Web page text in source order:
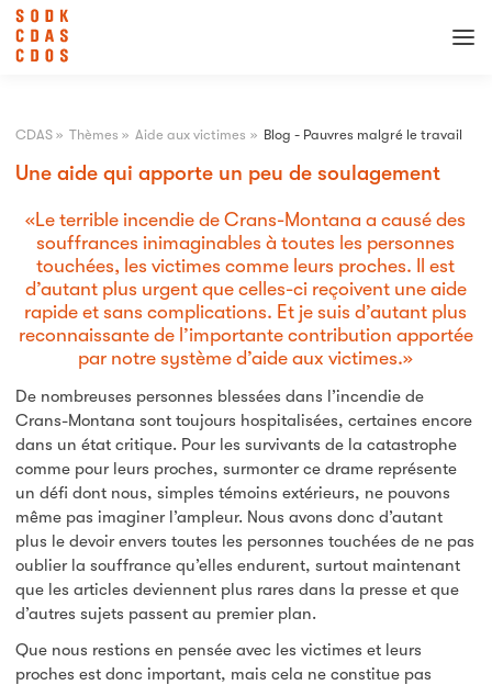
CDAS » Thèmes » Aide aux victimes » Blog - Pauvres malgré le travail
Une aide qui apporte un peu de soulagement
Le terrible incendie de Crans-Montana a causé des
souffrances inimaginables à toutes les personnes
touchées, les victimes comme leurs proches. Il est
d’autant plus urgent que celles-ci reçoivent une aide
rapide et sans complications. Et je suis d’autant plus
reconnaissante de l’importante contribution apportée
par notre système d’aide aux victimes.
De nombreuses personnes blessées dans l’incendie de
Crans-Montana sont toujours hospitalisées, certaines encore
dans un état critique. Pour les survivants de la catastrophe
comme pour leurs proches, surmonter ce drame représente
un défi dont nous, simples témoins extérieurs, ne pouvons
même pas imaginer l’ampleur. Nous avons donc d’autant
plus le devoir envers toutes les personnes touchées de ne pas
oublier la souffrance qu’elles endurent, surtout maintenant
que les articles deviennent plus rares dans la presse et que
d’autres sujets passent au premier plan.
Que nous restions en pensée avec les victimes et leurs
proches est donc important, mais cela ne constitue pas